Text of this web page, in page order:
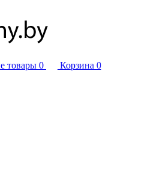
товары 0 Корзина 0